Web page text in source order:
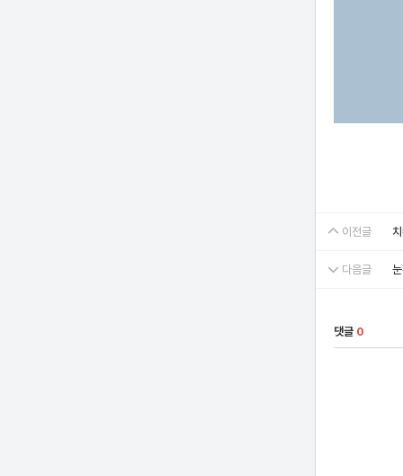
이전글
다음글
댓글 0